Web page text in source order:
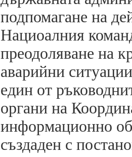
подпомагане на
Нациоалния
преодоляване на
аварийни
един от
органи на
информационно
създаден с